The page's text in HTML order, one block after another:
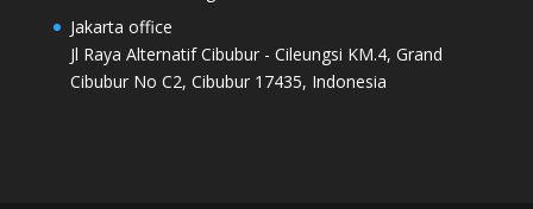
Jakarta office
Jl Raya Alternatif Cibubur - Cileungsi KM.4, Grand
Cibubur No C2, Cibubur 17435, Indonesia